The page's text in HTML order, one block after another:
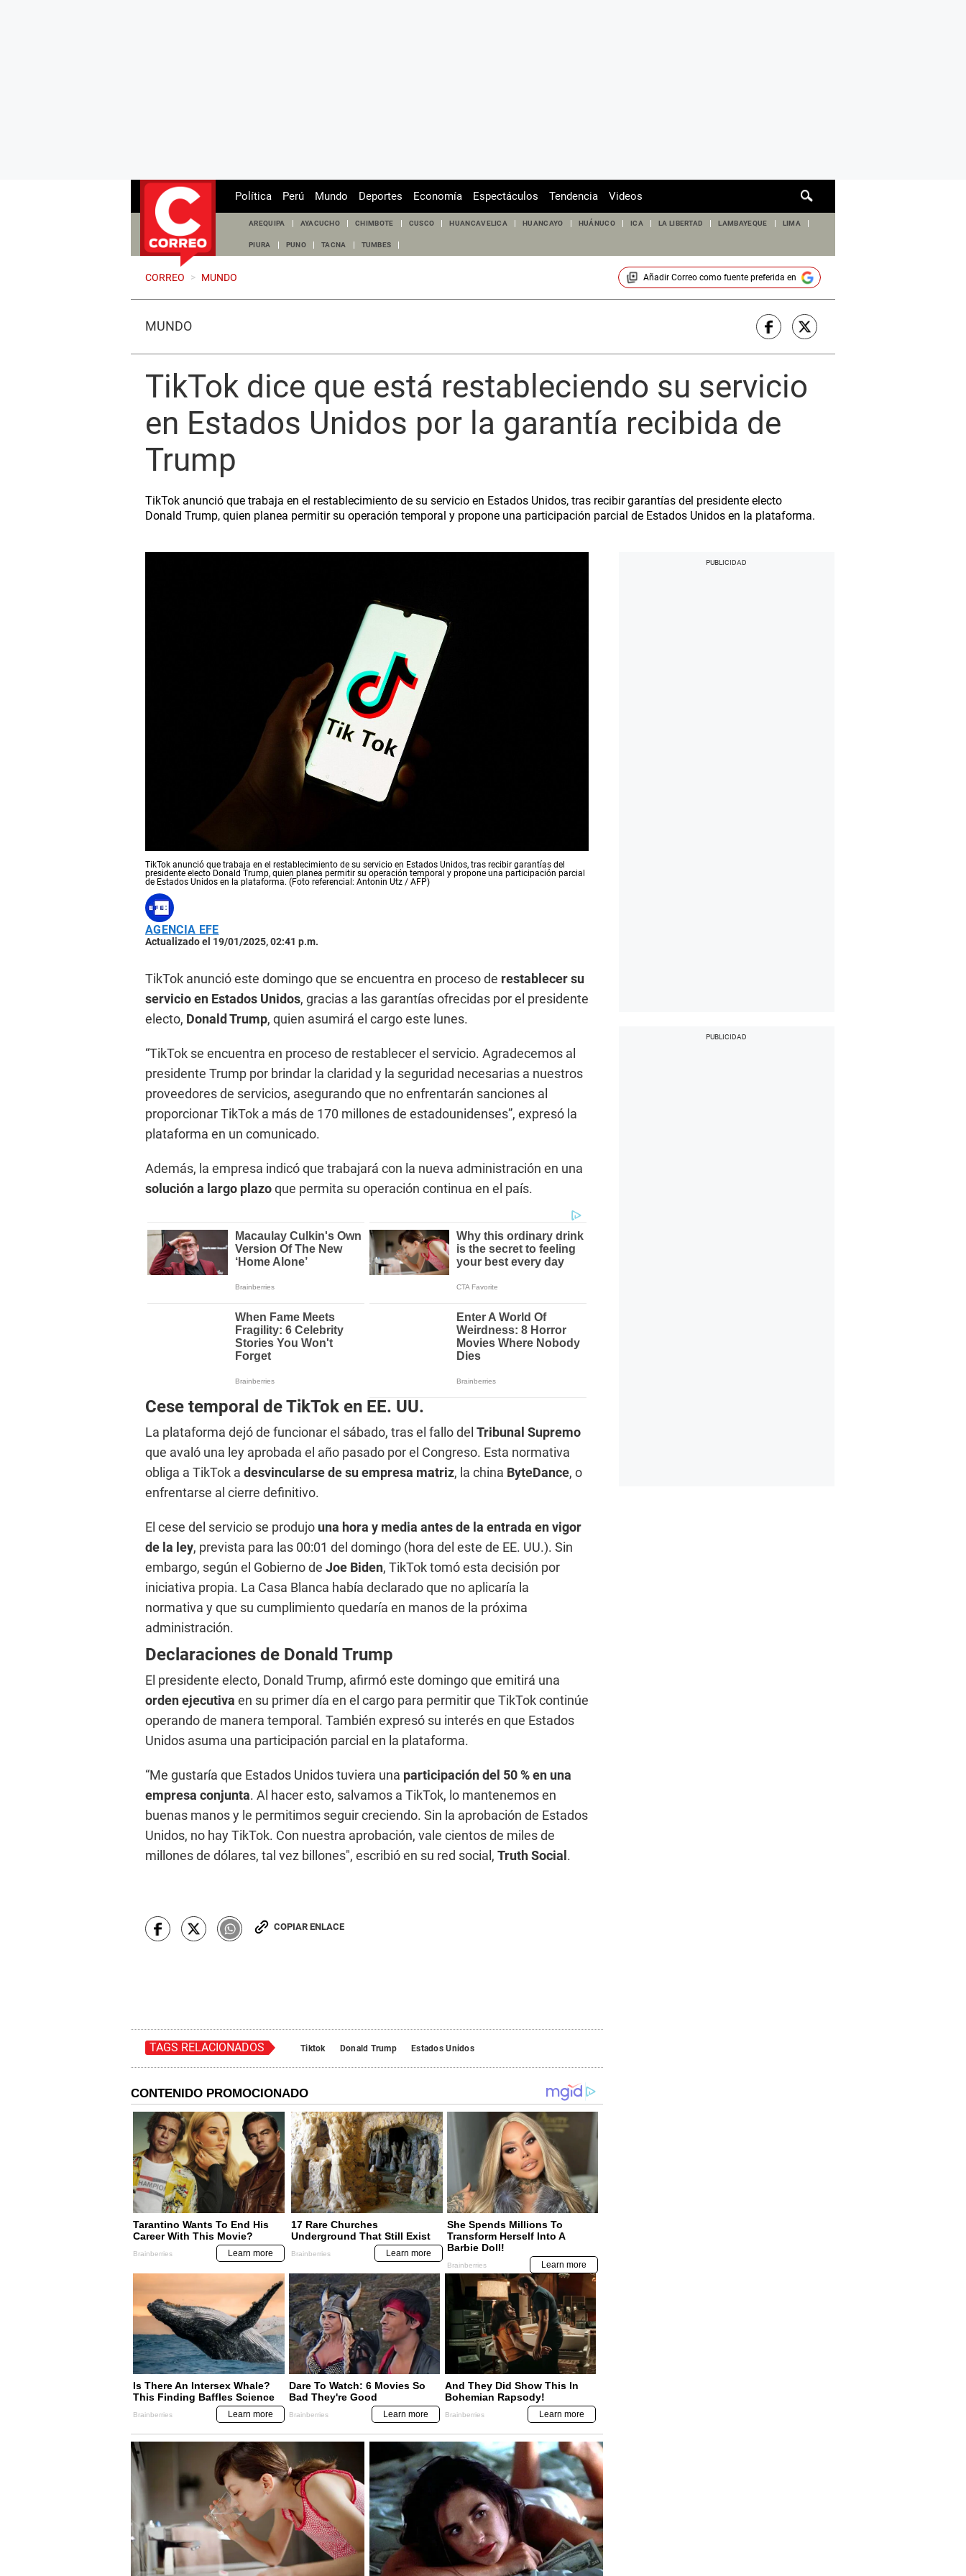
de
Política Perú Mundo Deportes Economía Espectáculos Tendencia Videos
AREQUIPA AYACUCHO CHIMBOTE CUSCO HUANCAVELICA HUANCAYO HUÁNUCO ICA LA LIBERTAD LAMBAYEQUE LIMA
PIURA PUNO TACNA TUMBES
CORREO > MUNDO Añadir Correocomo fuente preferida en
MUNDO
TikTok dice que está restableciendo su servicio
en Estados Unidos por la garantía recibida de
Trump
TikTok anunció que trabaja en el restablecimiento de su servicio en Estados Unidos, tras recibir garantías del presidente electo
Donald Trump, quien planea permitir su operación temporal y propone una participación parcial de Estados Unidos en la plataforma.
TikTok anunció que trabaja en el restablecimiento de su servicio en Estados Unidos, tras recibir garantías del
presidente electo Donald Trump, quien planea permitir su operación temporal y propone una participación parcial
de Estados Unidos en la plataforma. (Foto referencial: Antonin Utz / AFP)
AGENCIA EFE
Actualizado el 19/01/2025, 02:41 p.m.
TikTok anunció este domingo que se encuentra en proceso de restablecer su
servicio en Estados Unidos, gracias a las garantías ofrecidas por el presidente
electo, Donald Trump, quien asumirá el cargo este lunes.
“TikTok se encuentra en proceso de restablecer el servicio. Agradecemos al
presidente Trump por brindar la claridad y la seguridad necesarias a nuestros
proveedores de servicios, asegurando que no enfrentarán sanciones al
proporcionar TikTok a más de 170 millones de estadounidenses”, expresó la
plataforma en un comunicado.
Además, la empresa indicó que trabajará con la nueva administración en una
solución a largo plazoque permita su operación continua en el país.
Cese temporal de TikTok en EE. UU.
La plataforma dejó de funcionar el sábado, tras el fallo del Tribunal Supremo
que avaló una ley aprobada el año pasado por el Congreso. Esta normativa
obliga a TikTok a desvincularse de su empresa matriz, la china ByteDance, o
enfrentarse al cierre definitivo.
El cese del servicio se produjo una hora y media antes de la entrada en vigor
de la ley, prevista para las 00:01 del domingo (hora del este de EE. UU.). Sin
embargo, según el Gobierno de Joe Biden, TikTok tomó esta decisión por
iniciativa propia. La Casa Blanca había declarado que no aplicaría la
normativa y que su cumplimiento quedaría en manos de la próxima
administración.
Declaraciones de Donald Trump
El presidente electo, Donald Trump, afirmó este domingo que emitirá una
orden ejecutiva en su primer día en el cargo para permitir que TikTok continúe
operando de manera temporal. También expresó su interés en que Estados
Unidos asuma una participación parcial en la plataforma.
“Me gustaría que Estados Unidos tuviera una participación del 50 % en una
empresa conjunta. Al hacer esto, salvamos a TikTok, lo mantenemos en
buenas manos y le permitimos seguir creciendo. Sin la aprobación de Estados
Unidos, no hay TikTok. Con nuestra aprobación, vale cientos de miles de
millones de dólares, tal vez billones", escribió en su red social, Truth Social .
COPIAR ENLACE
TAGS RELACIONADOS Tiktok Donald Trump Estados Unidos